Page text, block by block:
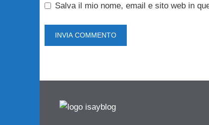
Salva il mio nome, email e sito web in